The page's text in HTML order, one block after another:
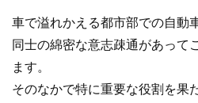
車で溢れかえる都市部での自動
同士の綿密な意志疎通があって
ます。
そのなかで特に重要な役割を果